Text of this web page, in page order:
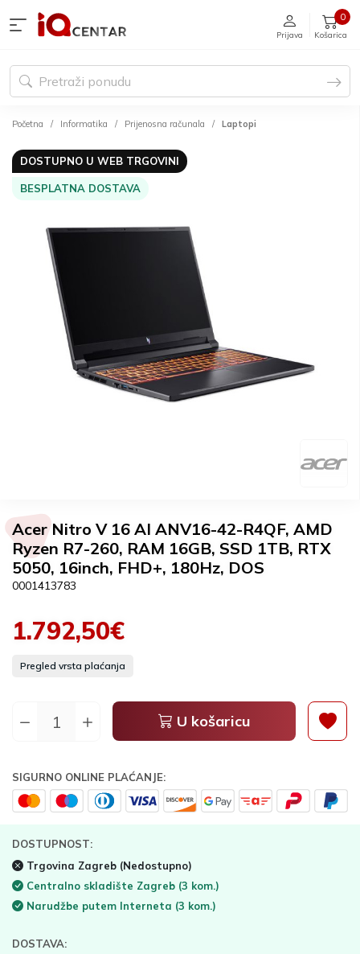
Prijava Košarica
0
Početna Informatika Prijenosna računala Laptopi
DOSTUPNO U WEB TRGOVINI
BESPLATNA DOSTAVA
Acer Nitro V 16 AI ANV16-42-R4QF, AMD
Ryzen R7-260, RAM 16GB, SSD 1TB, RTX
5050, 16inch, FHD+, 180Hz, DOS
0001413783
1.792,50€
Pregled vrsta plaćanja
U košaricu
SIGURNO ONLINE PLAĆANJE:
DOSTUPNOST:
Trgovina Zagreb (Nedostupno)
Centralno skladište Zagreb (3 kom.)
Narudžbe putem Interneta (3 kom.)
DOSTAVA: